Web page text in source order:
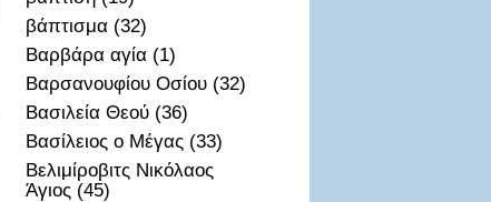
βάπτισμα (32)
Βαρβάρα αγία (1)
Βαρσανουφίου Οσίου (32)
Βασιλεία Θεού (36)
Βασίλειος ο Μέγας (33)
Βελιμίροβιτς Νικόλαος
Άγιος (45)